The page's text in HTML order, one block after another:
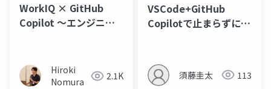
WorkIQ × GitHub
Copilot ～エンジニア
Hiroki
Nomura
2.1K
VSCode+GitHub
Copilotで止まらずに一
須藤圭太 113